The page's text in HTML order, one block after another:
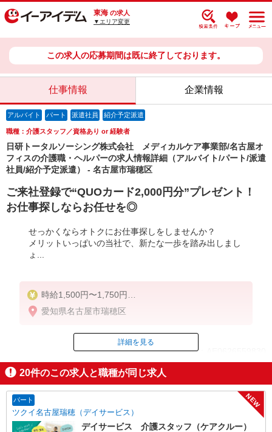
東海 の求人
▼エリア変更
この求人の応募期間は既に終了しております。
仕事情報 企業情報
アルバイト パート 派遣社員 紹介予定派遣
職種：介護スタッフ／資格あり or 経験者
日研トータルソーシング株式会社 メディカルケア事業部/名古屋オ
フィスの介護職・ヘルパーの求人情報詳細（アルバイト/パート/派遣
社員/紹介予定派遣） - 名古屋市瑞穂区
ご来社登録で“QUOカード2,000円分”プレゼント！
お仕事探しならお任せを◎
せっかくならオトクにお仕事探しをしませんか？
メリットいっぱいの当社で、新たな一歩を踏み出しまし
ょ...
時給1,500円〜1,750円
◆無資格・経験者：時給1,500円〜
◆初任者研修・経験者：時給1,600円〜
◆介護福祉士：時給1,750円〜
※経験者は3ヶ月以上
※給与幅は経験・能力による
★週払いOK（規定あり）
愛知県名古屋市瑞穂区
ID：AE0626559830
掲載期間終了
詳細を見る
20件のこの求人と職種が同じ求人
パート
ツクイ名古屋瑞穂（デイサービス）
NEW
デイサービス 介護スタッフ（ケアクルー）